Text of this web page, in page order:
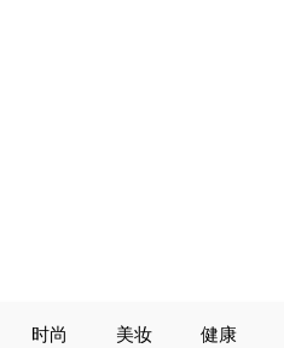
时尚 美妆 健康